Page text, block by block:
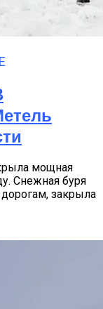
мощная
Снежная буря
закрыла